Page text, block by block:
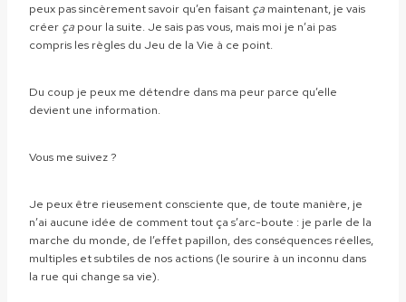
peux pas sincèrement savoir qu’en faisant ça maintenant, je vais
créer ça pour la suite. Je sais pas vous, mais moi je n’ai pas
compris les règles du Jeu de la Vie à ce point.
Du coup je peux me détendre dans ma peur parce qu’elle
devient une information.
Vous me suivez ?
Je peux être rieusement consciente que, de toute manière, je
n’ai aucune idée de comment tout ça s’arc-boute : je parle de la
marche du monde, de l’effet papillon, des conséquences réelles,
multiples et subtiles de nos actions (le sourire à un inconnu dans
la rue qui change sa vie).